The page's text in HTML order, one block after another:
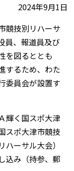
2024年9月1日
競技別リハーサ
員、報道員及び
を図るととも
するため、わた
委員会が設置す
輝く国スポ大津
スポ大津市競技
ーサル大会）
込み（持参、郵